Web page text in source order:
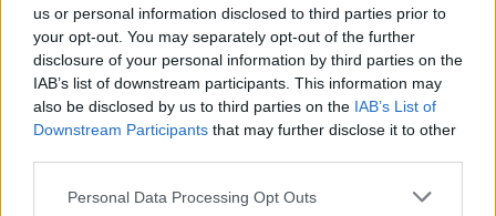
us or personal information disclosed to third parties prior to
your opt-out. You may separately opt-out of the further
disclosure of your personal information by third parties on the
IAB’s list of downstream participants. This information may
also be disclosed by us to third parties on the IAB’s List of
Downstream Participants that may further disclose it to other
Please note that this website/app uses one or more Google
Personal Data Processing Opt Outs